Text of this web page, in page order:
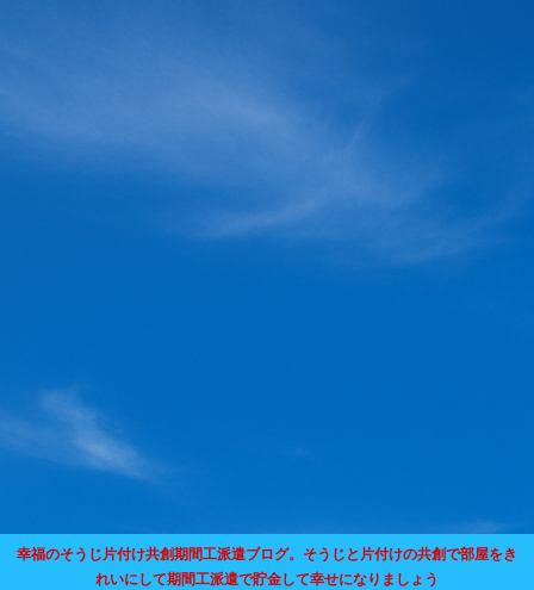
幸福のそうじ片付け共創期間工派遣ブログ。そうじと片付けの共創で部屋をき
れいにして期間工派遣で貯金して幸せになりましょう